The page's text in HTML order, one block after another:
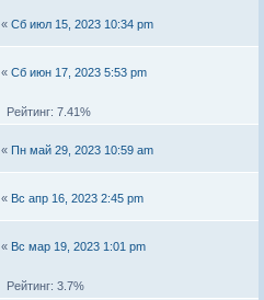
« Сб июл 15, 2023 10:34 pm
« Сб июн 17, 2023 5:53 pm
Рейтинг: 7.41%
« Пн май 29, 2023 10:59 am
« Вс апр 16, 2023 2:45 pm
« Вс мар 19, 2023 1:01 pm
Рейтинг: 3.7%